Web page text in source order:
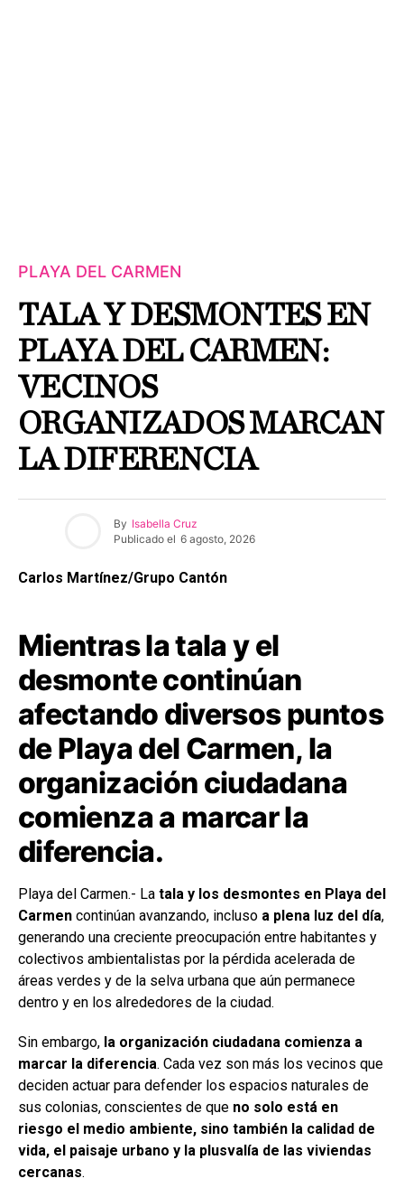
PLAYA DEL CARMEN
TALA Y DESMONTES EN
PLAYA DEL CARMEN:
VECINOS
ORGANIZADOS MARCAN
LA DIFERENCIA
By Isabella Cruz
Publicado el 6 agosto, 2026
Carlos Martínez/Grupo Cantón
Mientras la tala y el
desmonte continúan
afectando diversos puntos
de Playa del Carmen, la
organización ciudadana
comienza a marcar la
diferencia.
Playa del Carmen.- La tala y los desmontes en Playa del
Carmen continúan avanzando, incluso a plena luz del día,
generando una creciente preocupación entre habitantes y
colectivos ambientalistas por la pérdida acelerada de
áreas verdes y de la selva urbana que aún permanece
dentro y en los alrededores de la ciudad.
Sin embargo, la organización ciudadana comienza a
marcar la diferencia. Cada vez son más los vecinos que
deciden actuar para defender los espacios naturales de
sus colonias, conscientes de que no solo está en
riesgo el medio ambiente, sino también la calidad de
vida, el paisaje urbano y la plusvalía de las viviendas
cercanas.